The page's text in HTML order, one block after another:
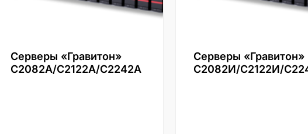
Серверы «Гравитон»
С2082А/С2122А/С2242А
Серверы «Гравитон»
С2082И/С2122И/